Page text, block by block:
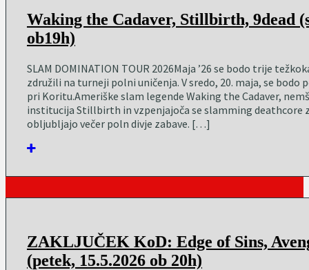
Waking the Cadaver, Stillbirth, 9dead
ob19h)
SLAM DOMINATION TOUR 2026Maja ’26 se bodo trije
združili na turneji polni uničenja. V sredo, 20. maja, se bodo
pri Koritu.Ameriške slam legende Waking the Cadaver,
institucija Stillbirth in vzpenjajoča se slamming deathcore
obljubljajo večer poln divje zabave. […]
ZAKLJUČEK KoD: Edge of Sins,
(petek, 15.5.2026 ob 20h)